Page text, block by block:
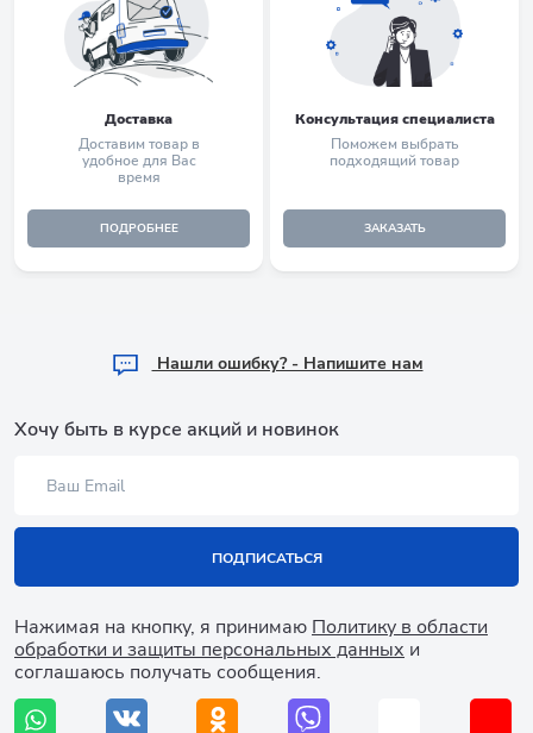
Доставка
Доставим товар в
удобное для Вас
время
ПОДРОБНЕЕ
Консультация специалиста
Поможем выбрать
подходящий товар
ЗАКАЗАТЬ
Hашли ошибку? - Напишите нам
Хочу быть в курсе акций и новинок
ПОДПИСАТЬСЯ
Нажимая на кнопку, я принимаю Политику в области
обработки и защиты персональных данных и
соглашаюсь получать сообщения.